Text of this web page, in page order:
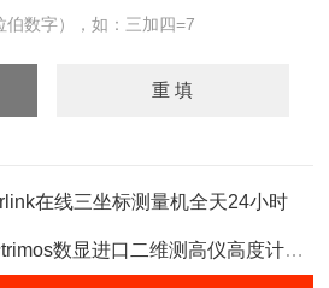
数字），如：三加四=7
在线三坐标测量机全天24小时
数显进口二维测高仪高度计V7-700